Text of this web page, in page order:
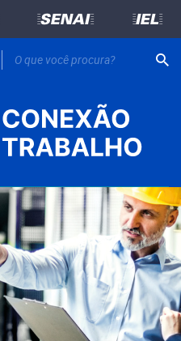
=SENAI= =IEL=